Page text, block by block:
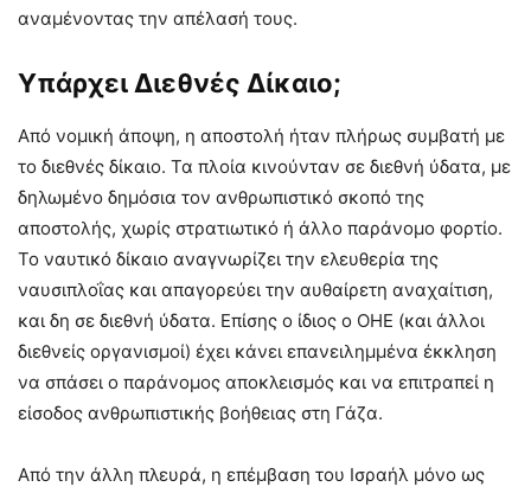
αναμένοντας την απέλασή τους.
Υπάρχει Διεθνές Δίκαιο;
Από νομική άποψη, η αποστολή ήταν πλήρως συμβατή με
το διεθνές δίκαιο. Τα πλοία κινούνταν σε διεθνή ύδατα, με
δηλωμένο δημόσια τον ανθρωπιστικό σκοπό της
αποστολής, χωρίς στρατιωτικό ή άλλο παράνομο φορτίο.
Το ναυτικό δίκαιο αναγνωρίζει την ελευθερία της
ναυσιπλοΐας και απαγορεύει την αυθαίρετη αναχαίτιση,
και δη σε διεθνή ύδατα. Επίσης ο ίδιος ο ΟΗΕ (και άλλοι
διεθνείς οργανισμοί) έχει κάνει επανειλημμένα έκκληση
να σπάσει ο παράνομος αποκλεισμός και να επιτραπεί η
είσοδος ανθρωπιστικής βοήθειας στη Γάζα.
Από την άλλη πλευρά, η επέμβαση του Ισραήλ μόνο ως